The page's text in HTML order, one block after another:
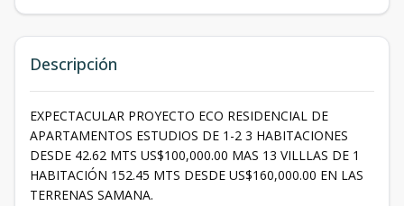
Descripción
EXPECTACULAR PROYECTO ECO RESIDENCIAL DE
APARTAMENTOS ESTUDIOS DE 1-2 3 HABITACIONES
DESDE 42.62 MTS US$100,000.00 MAS 13 VILLLAS DE 1
HABITACIÓN 152.45 MTS DESDE US$160,000.00 EN LAS
TERRENAS SAMANA.